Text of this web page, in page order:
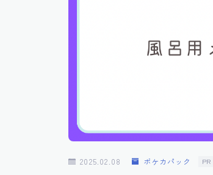
2025.02.08 ポケカパック PR